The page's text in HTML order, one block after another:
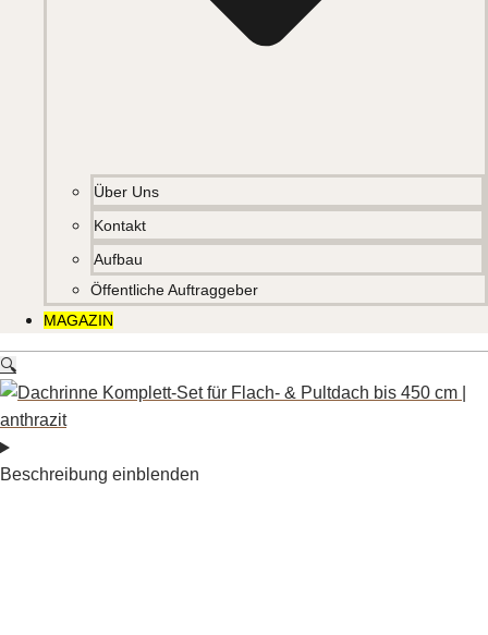
Über Uns
Kontakt
Aufbau
Öffentliche Auftraggeber
MAGAZIN
🔍
Beschreibung einblenden